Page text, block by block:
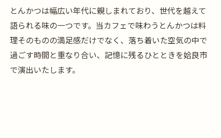
とんかつは幅広い年代に親しまれており、世代を越えて
語られる味の一つです。当カフェで味わうとんかつは料
理そのものの満足感だけでなく、落ち着いた空気の中で
過ごす時間と重なり合い、記憶に残るひとときを姶良市
で演出いたします。